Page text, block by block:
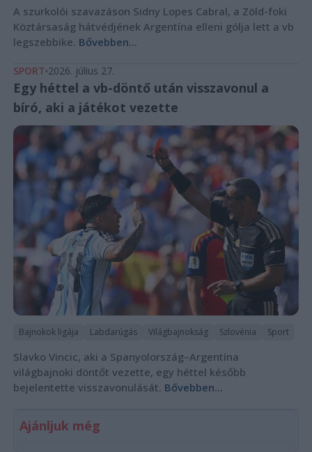
A szurkolói szavazáson Sidny Lopes Cabral, a Zöld-foki
Köztársaság hátvédjének Argentína elleni gólja lett a vb
legszebbike. Bővebben...
SPORT 2026. július 27.
Egy héttel a vb-döntő után visszavonul a
bíró, aki a játékot vezette
Bajnokok ligája Labdarúgás Világbajnokság Szlovénia Sport
Slavko Vincic, aki a Spanyolország–Argentína
világbajnoki döntőt vezette, egy héttel később
bejelentette visszavonulását. Bővebben...
Ajánljuk még